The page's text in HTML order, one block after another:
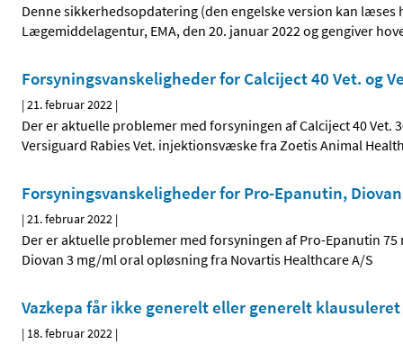
Denne sikkerhedsopdatering (den engelske version kan
Lægemiddelagentur, EMA, den 20. januar 2022 og gengiver
Forsyningsvanskeligheder for Calciject 40 Vet. og
|21. februar 2022 |
Der er aktuelle problemer med forsyningen af Calciject 40
Versiguard Rabies Vet. injektionsvæske fra Zoetis Animal
Forsyningsvanskeligheder for Pro-Epanutin, Diovan
|21. februar 2022 |
Der er aktuelle problemer med forsyningen af Pro-Epanutin
Diovan 3 mg/ml oral opløsning fra Novartis Healthcare A/S
Vazkepa får ikke generelt eller generelt
| 18. februar 2022 |